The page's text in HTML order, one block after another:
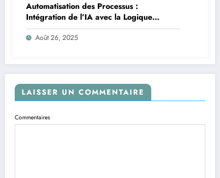
Automatisation des Processus :
Intégration de l’IA avec la Logique
Temporelle
Août 26, 2025
LAISSER UN COMMENTAIRE
Commentaires